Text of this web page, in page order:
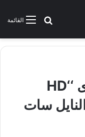
القائمةبحث عن
تردد قناة سينما اتش دى ‘‘HD